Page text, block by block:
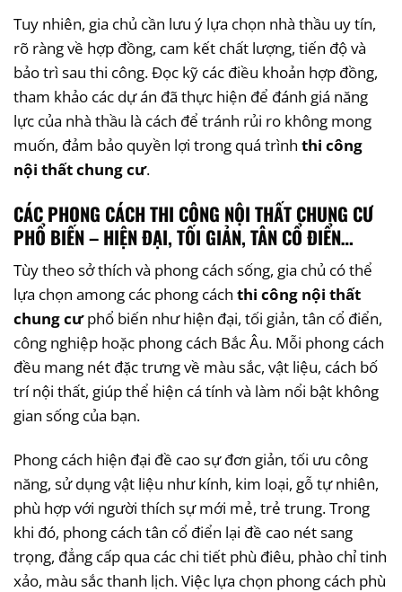
Tuy nhiên, gia chủ cần lưu ý lựa chọn nhà thầu uy tín,
rõ ràng về hợp đồng, cam kết chất lượng, tiến độ và
bảo trì sau thi công. Đọc kỹ các điều khoản hợp đồng,
tham khảo các dự án đã thực hiện để đánh giá năng
lực của nhà thầu là cách để tránh rủi ro không mong
muốn, đảm bảo quyền lợi trong quá trình thi công
nội thất chung cư.
CÁC PHONG CÁCH THI CÔNG NỘI THẤT CHUNG CƯ
PHỔ BIẾN – HIỆN ĐẠI, TỐI GIẢN, TÂN CỔ ĐIỂN…
Tùy theo sở thích và phong cách sống, gia chủ có thể
lựa chọn among các phong cách thi công nội thất
chung cưphổ biến như hiện đại, tối giản, tân cổ điển,
công nghiệp hoặc phong cách Bắc Âu. Mỗi phong cách
đều mang nét đặc trưng về màu sắc, vật liệu, cách bố
trí nội thất, giúp thể hiện cá tính và làm nổi bật không
gian sống của bạn.
Phong cách hiện đại đề cao sự đơn giản, tối ưu công
năng, sử dụng vật liệu như kính, kim loại, gỗ tự nhiên,
phù hợp với người thích sự mới mẻ, trẻ trung. Trong
khi đó, phong cách tân cổ điển lại đề cao nét sang
trọng, đẳng cấp qua các chi tiết phù điêu, phào chỉ tinh
xảo, màu sắc thanh lịch. Việc lựa chọn phong cách phù